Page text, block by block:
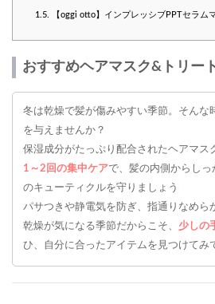
1.5. 【oggi otto】インプレッシブPPTセラム
おすすめヘアマスク&トリー
冬は乾燥で髪が傷みやすい季節。そんな
を与えませんか？
保湿成分がたっぷり配合されたヘアマス
1～2回の集中ケアで、髪の内側からしっ
のキューティクルを守りましょう♩
パサつきや静電気を防ぎ、指通りなめら
乾燥が気になる季節だからこそ、
少しの
ひ、自分に合ったアイテムを見つけてみ